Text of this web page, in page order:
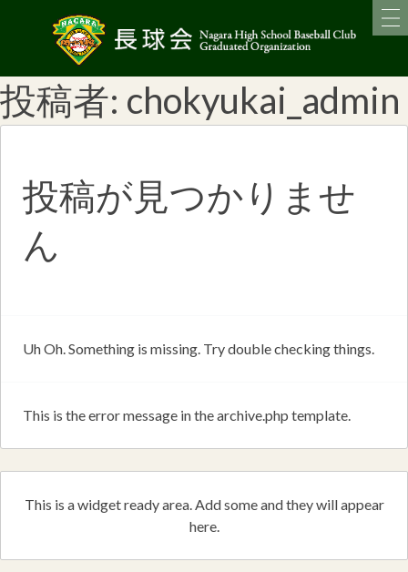
投稿者: chokyukai_admin
投稿が見つかりませ
ん
Uh Oh. Something is missing. Try double checking things.
This is the error message in the archive.php template.
This is a widget ready area. Add some and they will appear
here.